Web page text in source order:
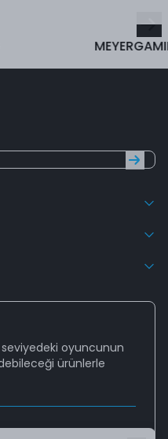
MEYERGAMING
oyuncunun
ürünlerle